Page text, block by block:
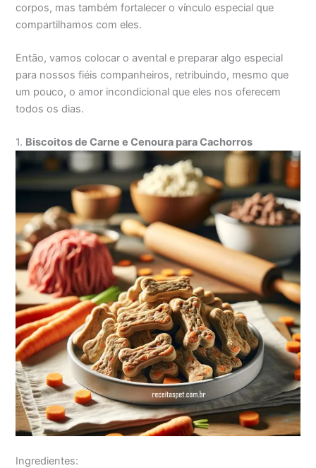
corpos, mas também fortalecer o vínculo especial que
compartilhamos com eles.
Então, vamos colocar o avental e preparar algo especial
para nossos fiéis companheiros, retribuindo, mesmo que
um pouco, o amor incondicional que eles nos oferecem
todos os dias.
1. Biscoitos de Carne e Cenoura para Cachorros
Ingredientes: